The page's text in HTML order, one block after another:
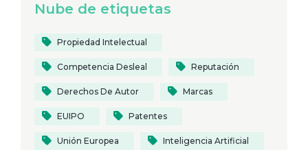
Nube de etiquetas
Propiedad Intelectual
Competencia Desleal Reputación
Derechos De Autor Marcas
EUIPO Patentes
Unión Europea Inteligencia Artificial